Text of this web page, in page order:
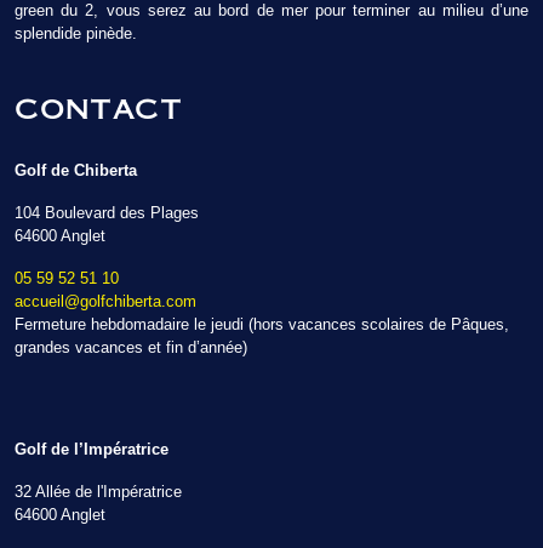
green du 2, vous serez au bord de mer pour terminer au milieu d’une
splendide pinède.
CONTACT
Golf de Chiberta
104 Boulevard des Plages
64600 Anglet
05 59 52 51 10
accueil@golfchiberta.com
Fermeture hebdomadaire le jeudi (hors vacances scolaires de Pâques,
grandes vacances et fin d’année)
Golf de l’Impératrice
32 Allée de l'Impératrice
64600 Anglet